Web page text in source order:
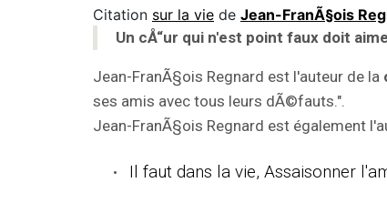
Citation sur la vie de Jean-FranÃ§ois
Un cÅ“ur qui n'est point faux doit
Jean-FranÃ§ois Regnard est l'auteur de la
ses amis avec tous leurs dÃ©fauts.".
Jean-FranÃ§ois Regnard est également
Il faut dans la vie, Assaisonner